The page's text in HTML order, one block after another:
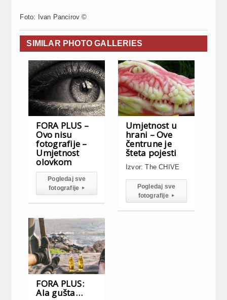
Foto: Ivan Pancirov ©
SIMILAR PHOTO GALLERIES
FORA PLUS –
Ovo nisu
fotografije –
Umjetnost
olovkom
Pogledaj sve
fotografije▸
Umjetnost u
hrani – Ove
čentrune je
šteta pojesti
Izvor: The CHIVE
Pogledaj sve
fotografije▸
FORA PLUS:
Ala gušta…